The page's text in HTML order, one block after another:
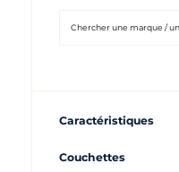
Caractéristiques
Couchettes